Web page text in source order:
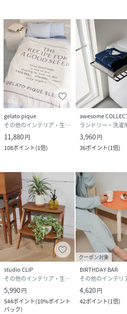
gelato pique
その他のインテリア・生活雑貨
11,880円
108ポイント(1倍)
awesome
ランドリー・洗濯
3,960円
36ポイント(1倍)
studio CLIP
その他のインテリア・生活雑貨
5,990円
544ポイント(10%ポイント
バック)
クーポン対象
BIRTHDAY BAR
4,620円
42ポイント(1倍)